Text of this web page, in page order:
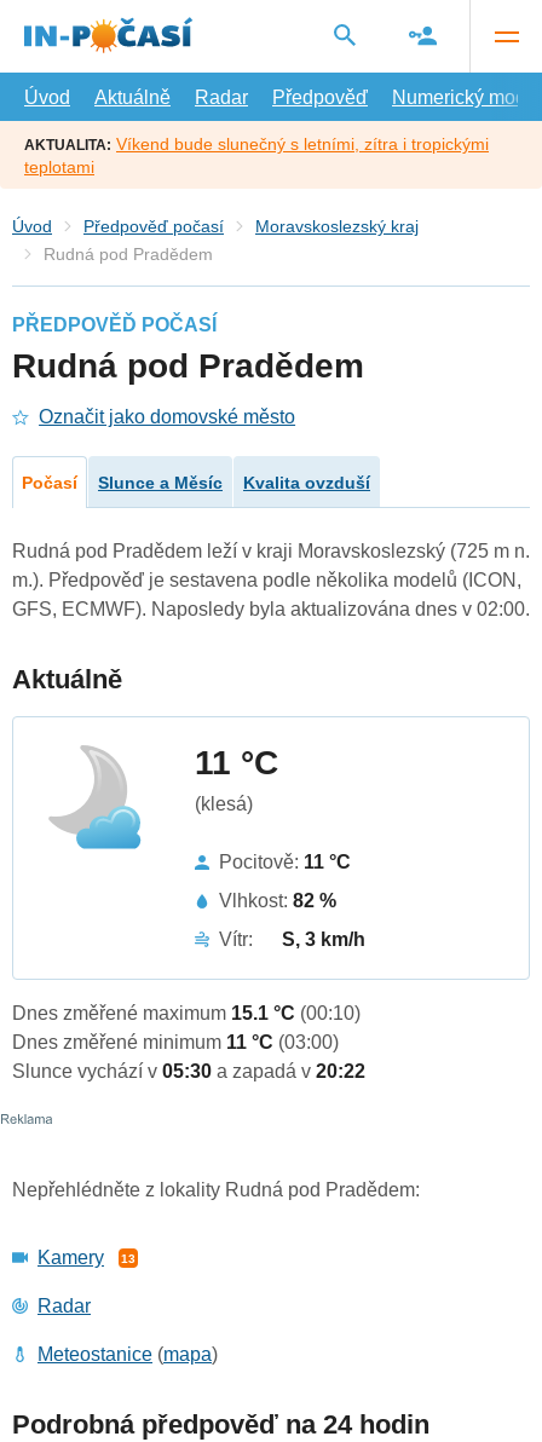
hlavní
Úvod
Aktuálně Radar Předpověď Numerický model
AKTUALITA: Víkend bude slunečný s letními, zítra i tropickými
teplotami
Úvod Předpověď počasí
Moravskoslezský kraj
Rudná pod Pradědem
PŘEDPOVĚĎ POČASÍ
Rudná pod Pradědem
Označit jako domovské město
Počasí Slunce a Měsíc Kvalita ovzduší
Rudná pod Pradědem leží v kraji Moravskoslezský (725 m n.
m.). Předpověď je sestavena podle několika modelů (ICON,
GFS, ECMWF). Naposledy byla aktualizována dnes v 02:00.
Aktuálně
11 °C
(klesá)
Pocitově: 11 °C
Vlhkost: 82 %
Vítr:
S, 3 km/h
Dnes změřené maximum 15.1 °C (00:10)
Dnes změřené minimum 11 °C (03:00)
Slunce vychází v 05:30 a zapadá v 20:22
Nepřehlédněte z lokality Rudná pod Pradědem:
Kamery 13
Radar
Meteostanice (mapa)
Podrobná předpověď na 24 hodin